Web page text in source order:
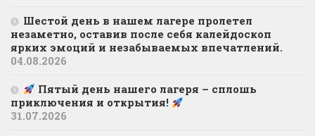
Шестой день в нашем лагере пролетел
незаметно, оставив после себя калейдоскоп
ярких эмоций и незабываемых впечатлений.
04.08.2026
Пятый день нашего лагеря – сплошь
приключения и открытия!
31.07.2026